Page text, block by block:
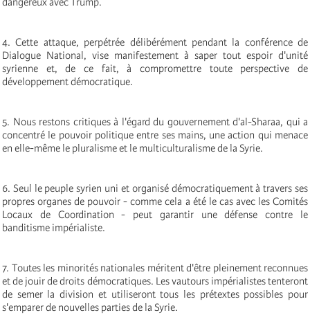
4. Cette attaque, perpétrée délibérément pendant la conférence de
Dialogue National, vise manifestement à saper tout espoir d'unité
syrienne et, de ce fait, à compromettre toute perspective de
développement démocratique.
5. Nous restons critiques à l'égard du gouvernement d'al-Sharaa, qui a
concentré le pouvoir politique entre ses mains, une action qui menace
en elle-même le pluralisme et le multiculturalisme de la Syrie.
6. Seul le peuple syrien uni et organisé démocratiquement à travers ses
propres organes de pouvoir - comme cela a été le cas avec les Comités
Locaux de Coordination - peut garantir une défense contre le
banditisme impérialiste.
7. Toutes les minorités nationales méritent d'être pleinement reconnues
et de jouir de droits démocratiques. Les vautours impérialistes tenteront
de semer la division et utiliseront tous les prétextes possibles pour
s'emparer de nouvelles parties de la Syrie.